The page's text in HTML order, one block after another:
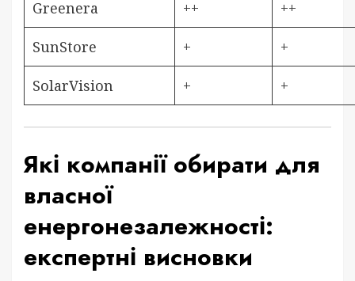
Greenera ++ ++
SunStore + +
SolarVision + +
Які компанії обирати для
власної
енергонезалежності:
експертні висновки